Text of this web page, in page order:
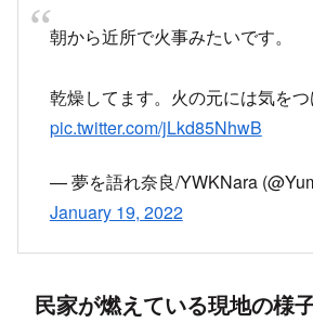
朝から近所で火事みたいです。
乾燥してます。火の元には気をつ
pic.twitter.com/jLkd85NhwB
— 夢を語れ奈良/YWKNara
January 19, 2022
民家が燃えている現地の様